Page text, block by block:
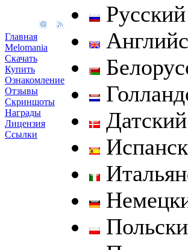
Главная
Melomania
Скачать
Купить
Ознакомление
Отзывы
Скриншоты
Награды
Лицензия
Ссылки
Русский
Датский